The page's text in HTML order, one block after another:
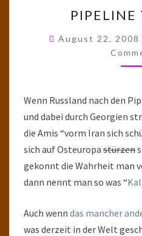
PIPELINE
August 22, 2008
Wenn Russland nach den
und dabei durch Georgien
die Amis “vorm Iran sich
sich auf Osteuropa stürzen
gekonnt die Wahrheit man
dann nennt man so was “
Auch wenn das mancher
was derzeit in der Welt